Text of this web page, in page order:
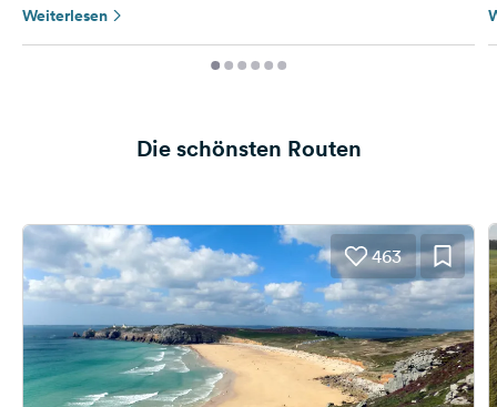
Weiterlesen
Die schönsten Routen
463